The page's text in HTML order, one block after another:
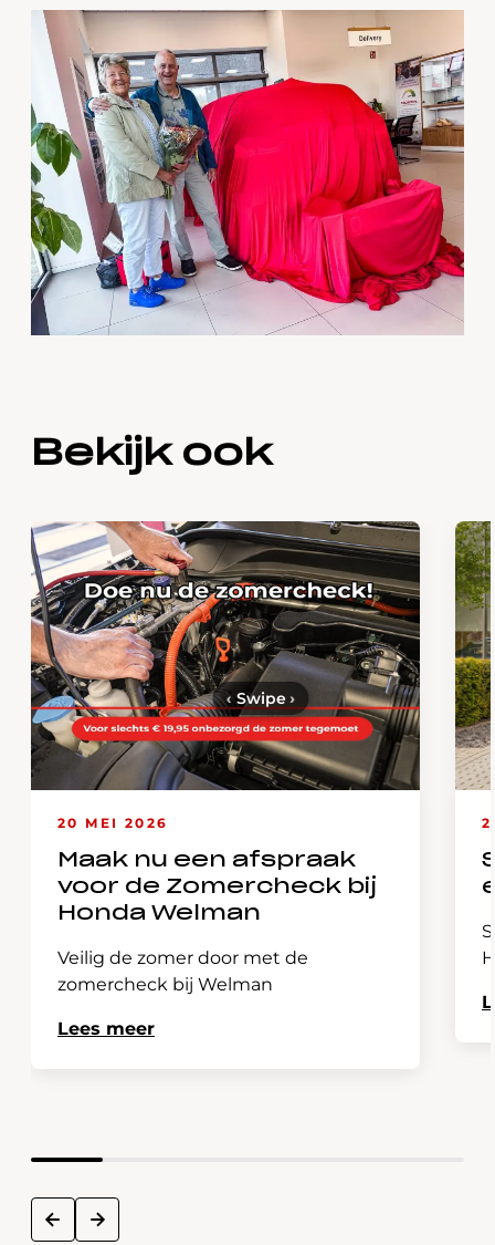
Bekijk ook
20 MEI 2026
Maak nu een afspraak
voor de Zomercheck bij
Honda Welman
Veilig de zomer door met de
zomercheck bij Welman
Lees meer
prev next
‹ Swipe›